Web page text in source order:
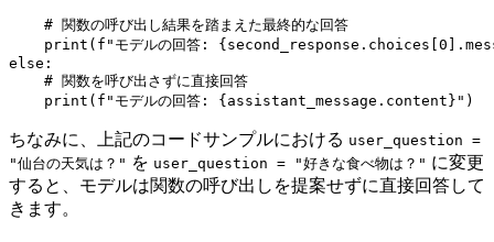
    # 関数の呼び出し結果を踏まえた最終的な回答
print(f"モデルの回答:
else:
    # 関数を呼び出さずに直接回答
    print(f"モデルの回答: {assistant_message.content}")
ちなみに、上記のコードサンプルにおける user_question =
"仙台の天気は？" を user_question = "好きな食べ物は？" に変更
すると、モデルは関数の呼び出しを提案せずに直接回答して
きます。